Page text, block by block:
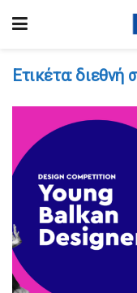
Ετικέτα: διεθνή